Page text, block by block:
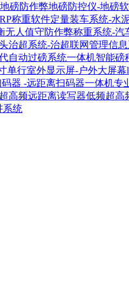
地磅防作弊地磅防控仪-地磅
称重软件定量装车系统-水
无人值守防作弊称重系统-汽
治超系统-治超联网管理信
自动过磅系统一体机智能磅
单行室外显示屏-户外大屏幕
器 -远距离扫码器一体机专
高频远距离读写器低频超高
系统